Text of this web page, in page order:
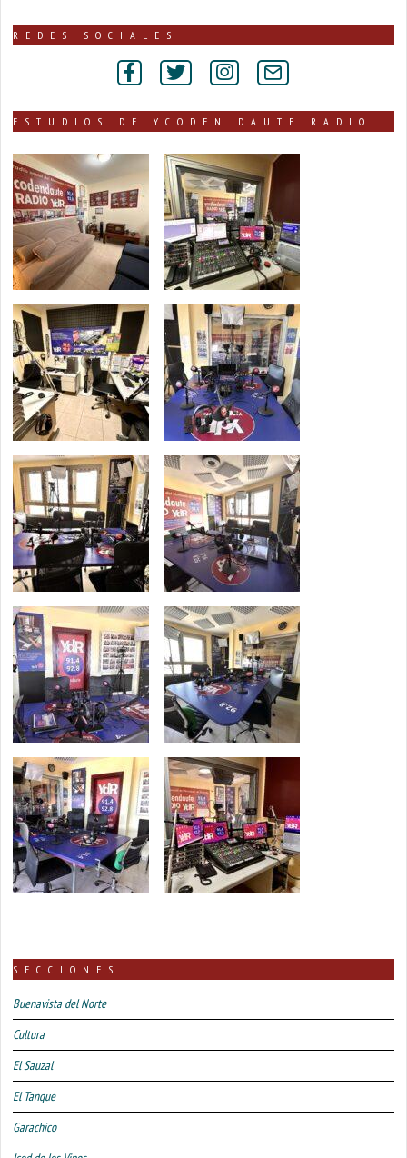
publicadas
REDES SOCIALES
ESTUDIOS DE YCODEN DAUTE RADIO
SECCIONES
Buenavista del Norte
Cultura
El Sauzal
El Tanque
Garachico